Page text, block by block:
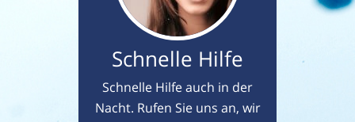
Schnelle Hilfe
Schnelle Hilfe auch in der
Nacht. Rufen Sie uns an, wir